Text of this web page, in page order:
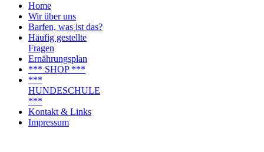
Home
Wir über uns
Barfen, was ist das?
Häufig gestellte
Fragen
Ernährungsplan
*** SHOP ***
***
HUNDESCHULE
***
Kontakt & Links
Impressum